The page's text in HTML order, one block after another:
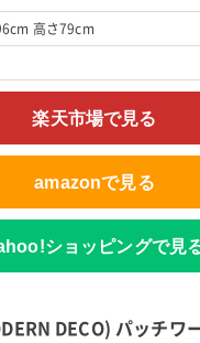
高さ79cm
楽天市場で見る
amazonで見る
ショッピングで見
DECO) パッチワ